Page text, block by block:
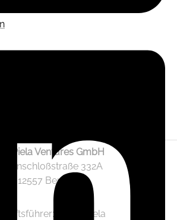
Piela Ventures GmbH
332A
12557 Berlin
Jonas Piela